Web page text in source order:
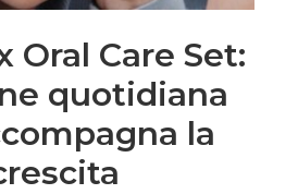
Oral Care Set:
quotidiana
la